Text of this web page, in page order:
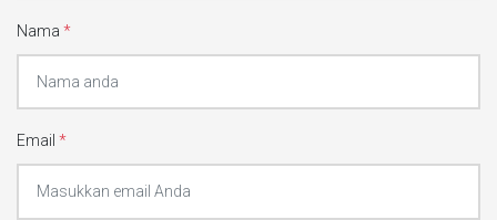
Nama *
Email *